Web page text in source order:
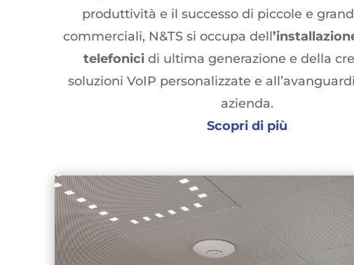
produttività e il successo di piccole e
commerciali, N&TS si occupa dell
telefonicidi ultima generazione e della
soluzioni VoIP personalizzate e
azienda.
Scopri di più